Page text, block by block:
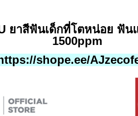
ยาสีฟันเด็กที่โตหน่อย ฟัน
1500ppm
shope.ee/